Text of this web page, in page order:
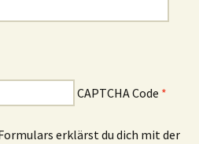
CAPTCHA Code *
erklärst du dich mit der